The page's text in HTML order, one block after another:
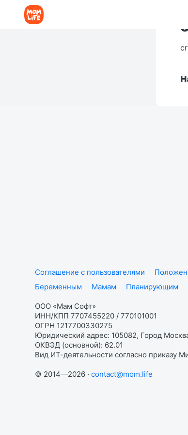
Соглашение с пользователями
Беременным
Мамам Планирующим
ООО «Мам Софт»
ИНН/КПП 7707455220 / 770101001
ОГРН 1217700330275
Юридический адрес: 105082, Город
ОКВЭД (основной): 62.01
Вид ИТ-деятельности согласно приказу
© 2014—2026 · contact@mom.life